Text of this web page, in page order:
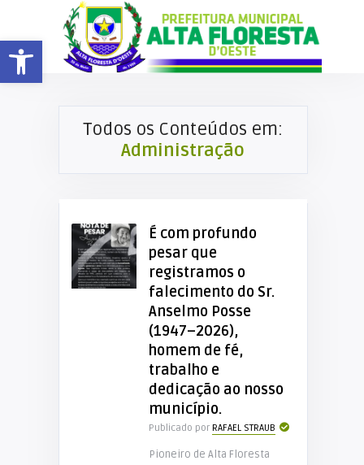
Barra de Ferramentas Aberta
Todos os Conteúdos em:
Administração
É com profundo
pesar que
registramos o
falecimento do Sr.
Anselmo Posse
(1947–2026),
homem de fé,
trabalho e
dedicação ao nosso
município.
Publicado por RAFAEL STRAUB
Pioneiro de Alta Floresta